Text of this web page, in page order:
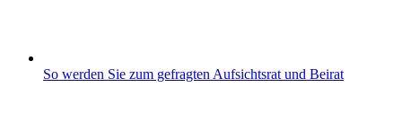
So werden Sie zum gefragten Aufsichtsrat und Beirat